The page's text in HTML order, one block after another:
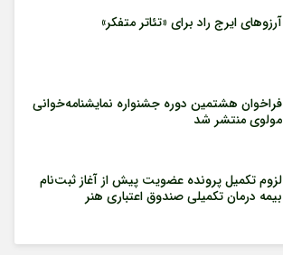
آرزوهای ایرج راد برای «تئاتر متفکر»
فراخوان هشتمین دوره جشنواره نمایشنامه‌خوانی
مولوی منتشر شد
لزوم تکمیل پرونده عضویت پیش از آغاز ثبت‌نام
بیمه درمان تکمیلی صندوق اعتباری هنر